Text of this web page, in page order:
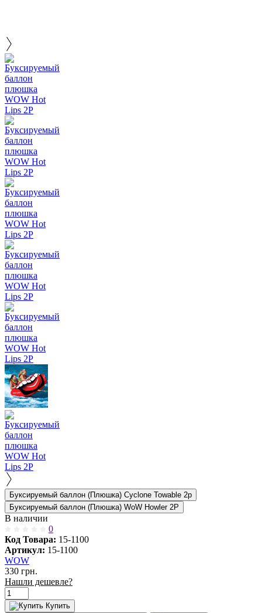
Буксируемый баллон (Плюшка) Cyclone Towable 2p
Буксируемый баллон (Плюшка) WoW Howler 2P
В наличии
0
Код Товара: 15-1100
Артикул: 15-1100
WOW
330 грн.
Нашли дешевле?
Купить